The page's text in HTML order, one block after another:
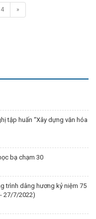
4 »
tập huấn “Xây dựng văn hóa
bạ chạm 30
trình dâng hương kỷ niệm 75
27/7/2022)